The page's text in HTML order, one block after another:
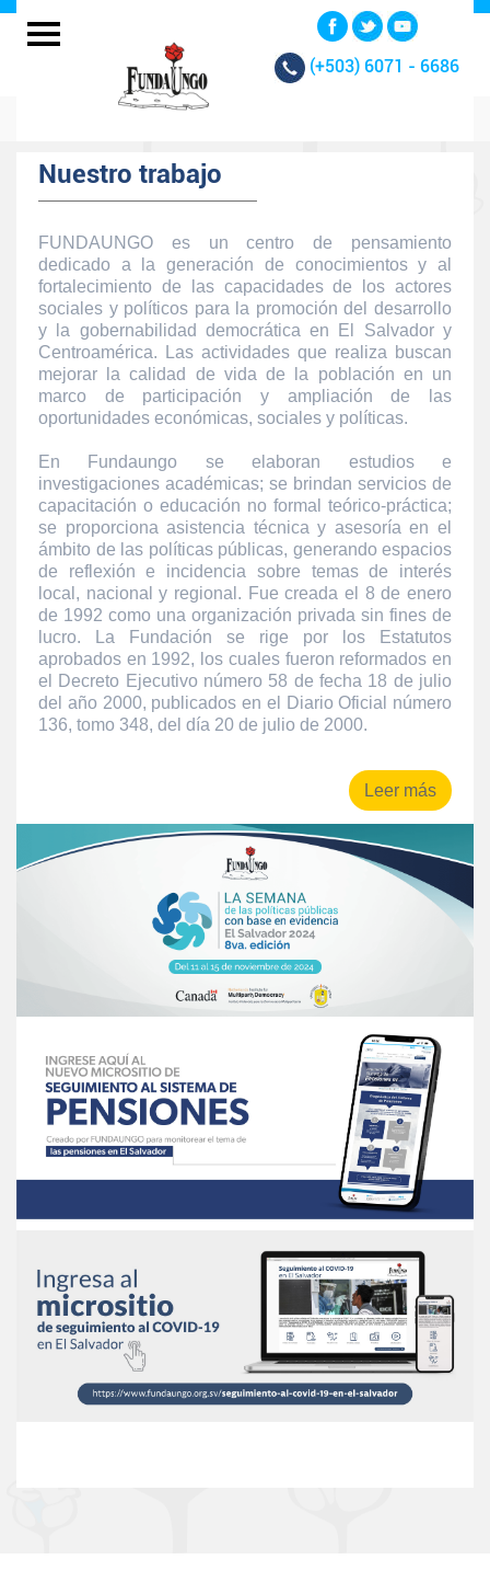
(+503) 6071 - 6686
Nuestro trabajo
FUNDAUNGO es un centro de pensamiento
dedicado a la generación de conocimientos y al
fortalecimiento de las capacidades de los actores
sociales y políticos para la promoción del desarrollo
y la gobernabilidad democrática en El Salvador y
Centroamérica. Las actividades que realiza buscan
mejorar la calidad de vida de la población en un
marco de participación y ampliación de las
oportunidades económicas, sociales y políticas.
En Fundaungo se elaboran estudios e
investigaciones académicas; se brindan servicios de
capacitación o educación no formal teórico-práctica;
se proporciona asistencia técnica y asesoría en el
ámbito de las políticas públicas, generando espacios
de reflexión e incidencia sobre temas de interés
local, nacional y regional. Fue creada el 8 de enero
de 1992 como una organización privada sin fines de
lucro. La Fundación se rige por los Estatutos
aprobados en 1992, los cuales fueron reformados en
el Decreto Ejecutivo número 58 de fecha 18 de julio
del año 2000, publicados en el Diario Oficial número
136, tomo 348, del día 20 de julio de 2000.
Leer más